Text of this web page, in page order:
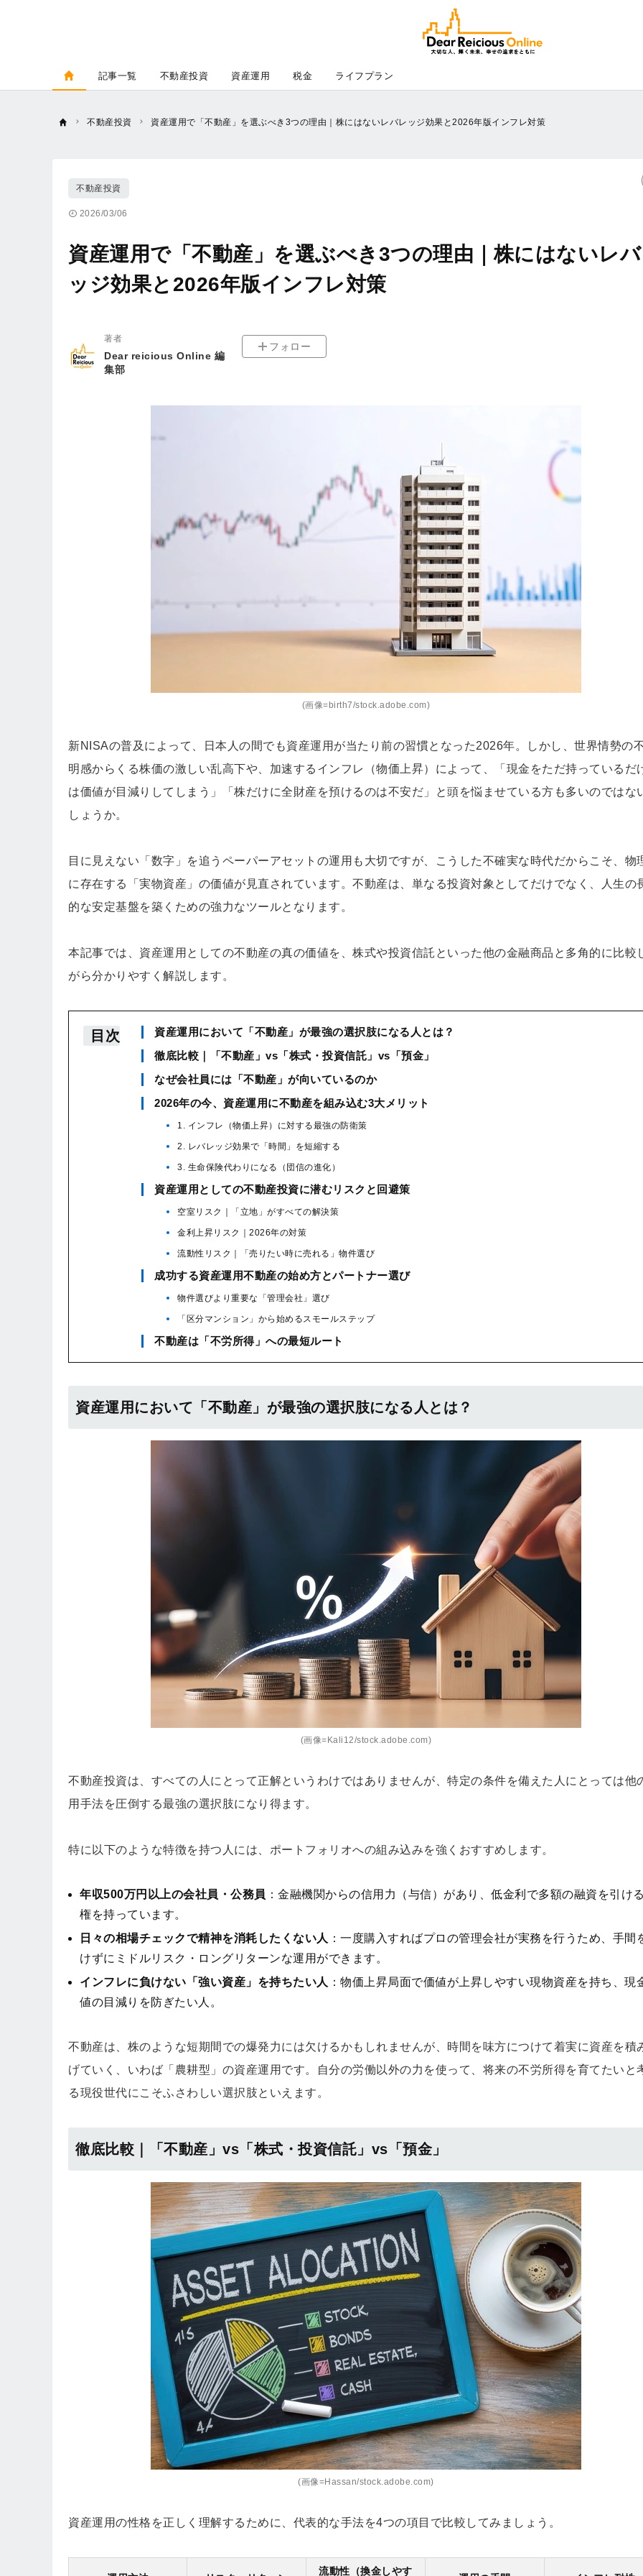
記事一覧 不動産投資 資産運用 税金 ライフプラン
不動産投資 資産運用で「不動産」を選ぶべき3つの理由｜株にはないレバレッジ効果と2026年版インフレ対策
不動産投資
2026/03/06
資産運用で「不動産」を選ぶべき3つの理由｜株にはないレ
ッジ効果と2026年版インフレ対策
著者
Dear reicious Online 編
集部
フォロー
(画像=birth7/stock.adobe.com)
新NISAの普及によって、日本人の間でも資産運用が当たり前の習慣となった2026年。しかし、世界情勢の
明感からくる株価の激しい乱高下や、加速するインフレ（物価上昇）によって、「現金をただ持っているだ
は価値が目減りしてしまう」「株だけに全財産を預けるのは不安だ」と頭を悩ませている方も多いのではな
しょうか。
目に見えない「数字」を追うペーパーアセットの運用も大切ですが、こうした不確実な時代だからこそ、物
に存在する「実物資産」の価値が見直されています。不動産は、単なる投資対象としてだけでなく、人生の
的な安定基盤を築くための強力なツールとなります。
本記事では、資産運用としての不動産の真の価値を、株式や投資信託といった他の金融商品と多角的に比較
がら分かりやすく解説します。
目次
資産運用において「不動産」が最強の選択肢になる人とは？
徹底比較｜「不動産」vs「株式・投資信託」vs「預金」
なぜ会社員には「不動産」が向いているのか
2026年の今、資産運用に不動産を組み込む3大メリット
1. インフレ（物価上昇）に対する最強の防衛策
2. レバレッジ効果で「時間」を短縮する
3. 生命保険代わりになる（団信の進化）
資産運用としての不動産投資に潜むリスクと回避策
空室リスク｜「立地」がすべての解決策
金利上昇リスク｜2026年の対策
流動性リスク｜「売りたい時に売れる」物件選び
成功する資産運用不動産の始め方とパートナー選び
物件選びより重要な「管理会社」選び
「区分マンション」から始めるスモールステップ
不動産は「不労所得」への最短ルート
資産運用において「不動産」が最強の選択肢になる人とは？
(画像=Kali12/stock.adobe.com)
不動産投資は、すべての人にとって正解というわけではありませんが、特定の条件を備えた人にとっては他
用手法を圧倒する最強の選択肢になり得ます。
特に以下のような特徴を持つ人には、ポートフォリオへの組み込みを強くおすすめします。
年収500万円以上の会社員・公務員 ：金融機関からの信用力（与信）があり、低金利で多額の融資を引け
権を持っています。
日々の相場チェックで精神を消耗したくない人 ：一度購入すればプロの管理会社が実務を行うため、手間
けずにミドルリスク・ロングリターンな運用ができます。
インフレに負けない「強い資産」を持ちたい人 ：物価上昇局面で価値が上昇しやすい現物資産を持ち、現
値の目減りを防ぎたい人。
不動産は、株のような短期間での爆発力には欠けるかもしれませんが、時間を味方につけて着実に資産を積
げていく、いわば「農耕型」の資産運用です。自分の労働以外の力を使って、将来の不労所得を育てたいと
る現役世代にこそふさわしい選択肢といえます。
徹底比較｜「不動産」vs「株式・投資信託」vs「預金」
(画像=Hassan/stock.adobe.com)
資産運用の性格を正しく理解するために、代表的な手法を4つの項目で比較してみましょう。
流動性（換金しやす